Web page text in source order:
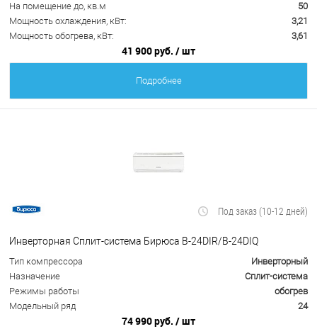
На помещение до, кв.м
50
Мощность охлаждения, кВт:
3,21
Мощность обогрева, кВт:
3,61
41 900 руб. / шт
Подробнее
Под заказ (10-12 дней)
Инверторная Сплит-система Бирюса B-24DIR/B-24DIQ
Тип компрессора
Инверторный
Назначение
Сплит-система
Режимы работы
обогрев
Модельный ряд
24
74 990 руб. / шт